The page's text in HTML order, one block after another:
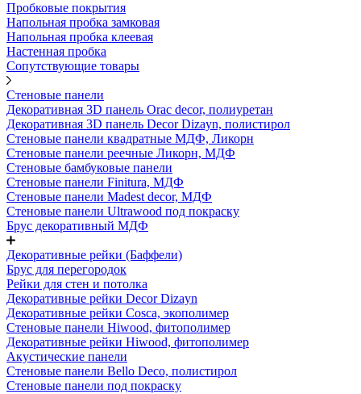
Пробковые покрытия
Напольная пробка замковая
Напольная пробка клеевая
Настенная пробка
Сопутствующие товары
Стеновые панели
Декоративная 3D панель Orac decor, полиуретан
Декоративная 3D панель Decor Dizayn, полистирол
Стеновые панели квадратные МДФ, Ликорн
Стеновые панели реечные Ликорн, МДФ
Стеновые бамбуковые панели
Стеновые панели Finitura, МДФ
Стеновые панели Madest decor, МДФ
Стеновые панели Ultrawood под покраску
Брус декоративный МДФ
Декоративные рейки (Баффели)
Брус для перегородок
Рейки для стен и потолка
Декоративные рейки Decor Dizayn
Декоративные рейки Cosca, экополимер
Стеновые панели Hiwood, фитополимер
Декоративные рейки Hiwood, фитополимер
Акустические панели
Стеновые панели Bello Deco, полистирол
Стеновые панели под покраску